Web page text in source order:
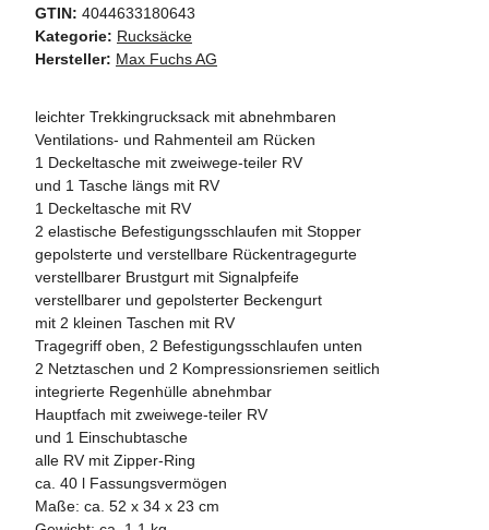
GTIN: 4044633180643
Kategorie: Rucksäcke
Hersteller: Max Fuchs AG
leichter Trekkingrucksack mit abnehmbaren
Ventilations- und Rahmenteil am Rücken
1 Deckeltasche mit zweiwege-teiler RV
und 1 Tasche längs mit RV
1 Deckeltasche mit RV
2 elastische Befestigungsschlaufen mit Stopper
gepolsterte und verstellbare Rückentragegurte
verstellbarer Brustgurt mit Signalpfeife
verstellbarer und gepolsterter Beckengurt
mit 2 kleinen Taschen mit RV
Tragegriff oben, 2 Befestigungsschlaufen unten
2 Netztaschen und 2 Kompressionsriemen seitlich
integrierte Regenhülle abnehmbar
Hauptfach mit zweiwege-teiler RV
und 1 Einschubtasche
alle RV mit Zipper-Ring
ca. 40 l Fassungsvermögen
Maße: ca. 52 x 34 x 23 cm